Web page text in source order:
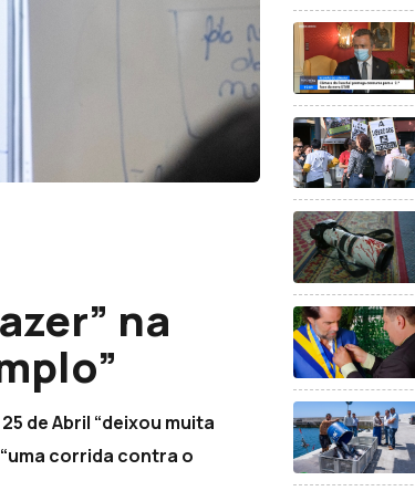
na
de Abril “deixou muita
corrida contra o